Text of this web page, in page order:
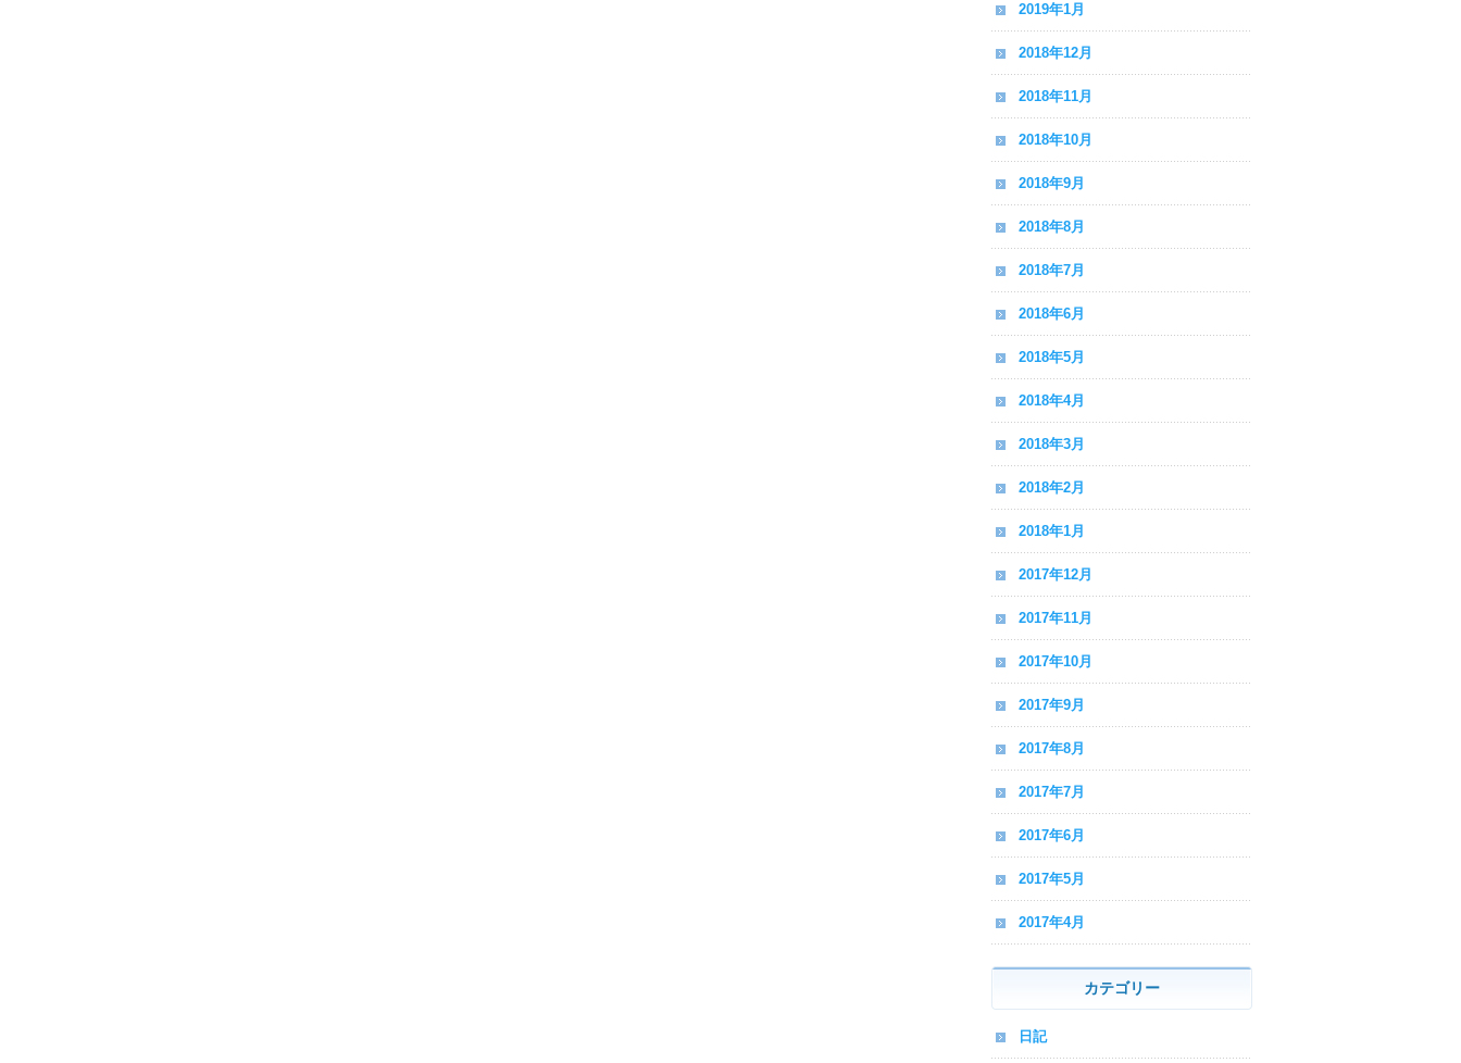
2019年1月
2018年12月
2018年11月
2018年10月
2018年9月
2018年8月
2018年7月
2018年6月
2018年5月
2018年4月
2018年3月
2018年2月
2018年1月
2017年12月
2017年11月
2017年10月
2017年9月
2017年8月
2017年7月
2017年6月
2017年5月
2017年4月
カテゴリー
日記